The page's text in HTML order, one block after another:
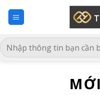
qua
dung